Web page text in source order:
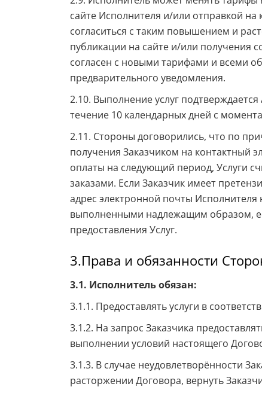
сайте Исполнителя и/или отправкой
согласиться с таким повышением и
публикации на сайте и/или получения
согласен с новыми тарифами и всеми
предварительного уведомления.
2.10. Выполнение услуг
течение 10 календарных дней с
2.11. Стороны договорились, что по
получения Заказчиком на контактный
оплаты на следующий период, Услуги
заказами. Если Заказчик имеет
адрес электронной почты Исполнителя
выполненными надлежащим образом,
предоставления Услуг.
3.Права и обязанности
3.1. Исполнитель обязан:
3.1.1. Предоставлять услуги в
3.1.2. На запрос Заказчика
выполнении условий настоящего
3.1.3. В случае неудовлетворённости
расторжении Договора, вернуть